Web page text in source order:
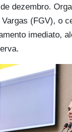
dezembro.
Vargas (FGV), o
imediato,